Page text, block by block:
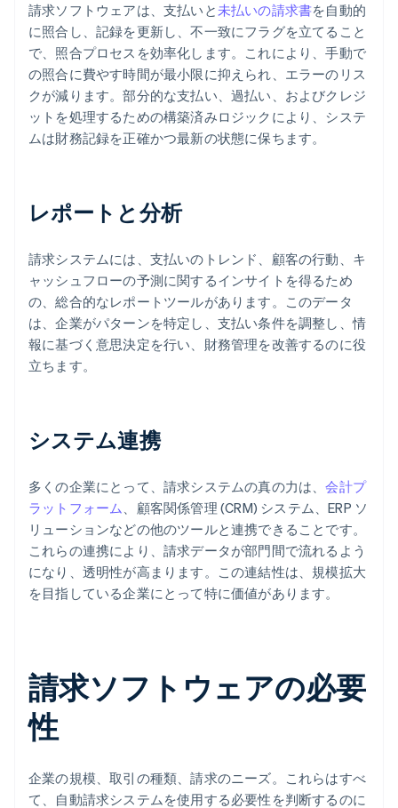
請求ソフトウェアは、支払いと未払いの請求書を自動的
に照合し、記録を更新し、不一致にフラグを立てること
で、照合プロセスを効率化します。これにより、手動で
の照合に費やす時間が最小限に抑えられ、エラーのリス
クが減ります。部分的な支払い、過払い、およびクレジ
ットを処理するための構築済みロジックにより、システ
ムは財務記録を正確かつ最新の状態に保ちます。
レポートと分析
請求システムには、支払いのトレンド、顧客の行動、キ
ャッシュフローの予測に関するインサイトを得るため
の、総合的なレポートツールがあります。このデータ
は、企業がパターンを特定し、支払い条件を調整し、情
報に基づく意思決定を行い、財務管理を改善するのに役
立ちます。
システム連携
多くの企業にとって、請求システムの真の力は、会計プ
ラットフォーム、顧客関係管理 (CRM) システム、ERP ソ
リューションなどの他のツールと連携できることです。
これらの連携により、請求データが部門間で流れるよう
になり、透明性が高まります。この連結性は、規模拡大
を目指している企業にとって特に価値があります。
請求ソフトウェアの必要
性
企業の規模、取引の種類、請求のニーズ。これらはすべ
て、自動請求システムを使用する必要性を判断するのに